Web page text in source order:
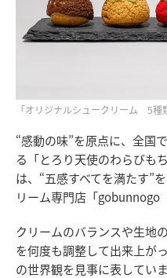
「オリジナルシュークリーム 5種
“感動の味”を原点に、全国
る「とろり天使のわらびも
は、“五感すべてを満たす”
リーム専門店「gobunnogo
クリームのバランスや生地
を何度も調整して出来上が
の世界観を見事に表していま